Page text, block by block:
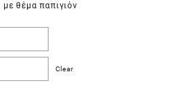
θέμα παπιγιόν
Clear